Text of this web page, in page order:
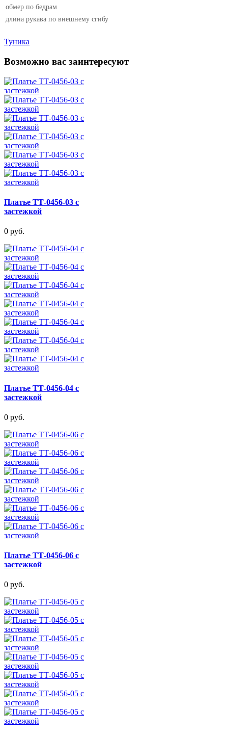
обмер по бедрам
длина рукава по внешнему сгибу
Туника
Возможно вас заинтересуют
Платье ТТ-0456-03 с
застежкой
0 руб.
Платье ТТ-0456-04 с
застежкой
0 руб.
Платье ТТ-0456-06 с
застежкой
0 руб.